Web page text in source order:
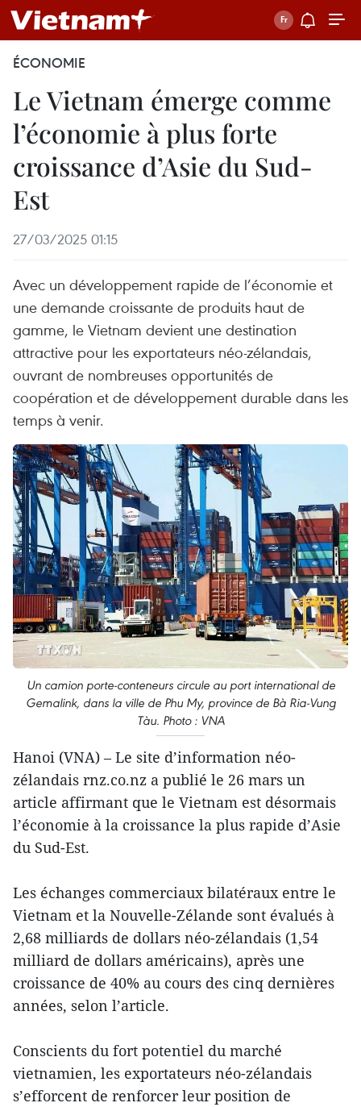
ÉCONOMIE
Le Vietnam émerge comme
l’économie à plus forte
croissance d’Asie du Sud-
Est
27/03/2025 01:15
Avec un développement rapide de l’économie et
une demande croissante de produits haut de
gamme, le Vietnam devient une destination
attractive pour les exportateurs néo-zélandais,
ouvrant de nombreuses opportunités de
coopération et de développement durable dans les
temps à venir.
Un camion porte-conteneurs circule au port international de
Gemalink, dans la ville de Phu My, province de Bà Ria-Vung
Tàu. Photo : VNA
Hanoi (VNA) – Le site d’information néo-
zélandais rnz.co.nz a publié le 26 mars un
article affirmant que le Vietnam est désormais
l’économie à la croissance la plus rapide d’Asie
du Sud-Est.
Les échanges commerciaux bilatéraux entre le
Vietnam et la Nouvelle-Zélande sont évalués à
2,68 milliards de dollars néo-zélandais (1,54
milliard de dollars américains), après une
croissance de 40% au cours des cinq dernières
années, selon l’article.
Conscients du fort potentiel du marché
vietnamien, les exportateurs néo-zélandais
s’efforcent de renforcer leur position de